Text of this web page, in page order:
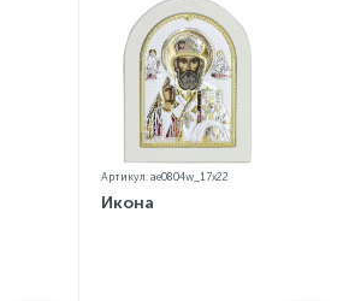
Артикул: ae0804w_17х22
Икона